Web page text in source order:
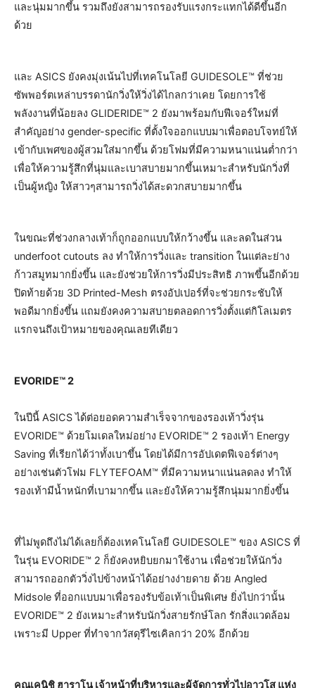
และนุ่มมากขึ้น รวมถึงยังสามารถรองรับแรงกระแทกได้ดีขึ้นอีก
ด้วย
และ ASICS ยังคงมุ่งเน้นไปที่เทคโนโลยี GUIDESOLE™ ที่ช่วย
ซัพพอร์ตเหล่าบรรดานักวิ่งให้วิ่งได้ไกลกว่าเคย โดยการใช้
พลังงานที่น้อยลง GLIDERIDE™ 2 ยังมาพร้อมกับฟีเจอร์ใหม่ที่
สำคัญอย่าง gender-specific ที่ตั้งใจออกแบบมาเพื่อตอบโจทย์ให้
เข้ากับเพศของผู้สวมใส่มากขึ้น ด้วยโฟมที่มีความหนาแน่นต่ำกว่า
เพื่อให้ความรู้สึกที่นุ่มและเบาสบายมากขึ้นเหมาะสำหรับนักวิ่งที่
เป็นผู้หญิง ให้สาวๆสามารถวิ่งได้สะดวกสบายมากขึ้น
ในขณะที่ช่วงกลางเท้าก็ถูกออกแบบให้กว้างขึ้น และลดในส่วน
underfoot cutouts ลง ทำให้การวิ่งและ transition ในแต่ละย่าง
ก้าวสมูทมากยิ่งขึ้น และยังช่วยให้การวิ่งมีประสิทธิ ภาพขึ้นอีกด้วย
ปิดท้ายด้วย 3D Printed-Mesh ตรงอัปเปอร์ที่จะช่วยกระชับให้
พอดีมากยิ่งขึ้น แถมยังคงความสบายตลอดการวิ่งตั้งแต่กิโลเมตร
แรกจนถึงเป้าหมายของคุณเลยทีเดียว
EVORIDE™ 2
ในปีนี้ ASICS ได้ต่อยอดความสำเร็จจากของรองเท้าวิ่งรุ่น
EVORIDE™ ด้วยโมเดลใหม่อย่าง EVORIDE™ 2 รองเท้า Energy
Saving ที่เรียกได้ว่าทั้งเบาขึ้น โดยได้มีการอัปเดตฟีเจอร์ต่างๆ
อย่างเช่นตัวโฟม FLYTEFOAM™ ที่มีความหนาแน่นลดลง ทำให้
รองเท้ามีน้ำหนักที่เบามากขึ้น และยังให้ความรู้สึกนุ่มมากยิ่งขึ้น
ที่ไม่พูดถึงไม่ได้เลยก็ต้องเทคโนโลยี GUIDESOLE™ ของ ASICS ที่
ในรุ่น EVORIDE™ 2 ก็ยังคงหยิบยกมาใช้งาน เพื่อช่วยให้นักวิ่ง
สามารถออกตัววิ่งไปข้างหน้าได้อย่างง่ายดาย ด้วย Angled
Midsole ที่ออกแบบมาเพื่อรองรับข้อเท้าเป็นพิเศษ ยิ่งไปกว่านั้น
EVORIDE™ 2 ยังเหมาะสำหรับนักวิ่งสายรักษ์โลก รักสิ่งแวดล้อม
เพราะมี Upper ที่ทำจากวัสดุรีไซเคิลกว่า 20% อีกด้วย
คุณเคนิชิ ฮาราโน เจ้าหน้าที่บริหารและผู้จัดการทั่วไปอาวุโส แห่ง